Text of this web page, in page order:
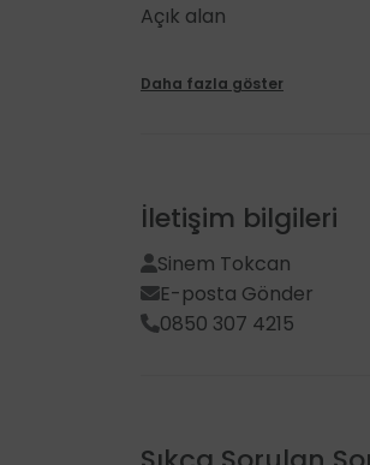
Açık alan
Daha fazla göster
İletişim bilgileri
Sinem Tokcan
E-posta Gönder
0850 307 4215